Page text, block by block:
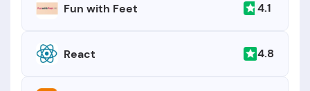
Fun with Feet 4.1
React 4.8